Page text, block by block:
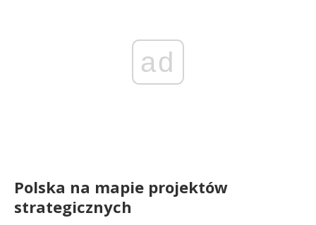
ad
Polska na mapie projektów
strategicznych